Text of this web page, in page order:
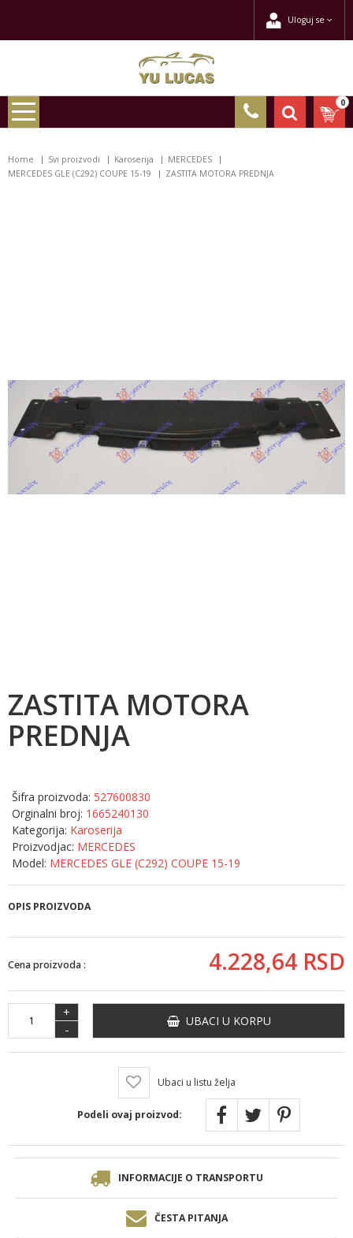
Uloguj se
0
Home Svi proizvodi Karoserija
MERCEDES
MERCEDES GLE (C292) COUPE 15-19
ZASTITA MOTORA PREDNJA
ZASTITA MOTORA
PREDNJA
Šifra proizvoda: 527600830
Orginalni broj: 1665240130
Kategorija: Karoserija
Proizvodjac: MERCEDES
Model: MERCEDES GLE (C292) COUPE 15-19
OPIS PROIZVODA
Cena proizvoda : 4.228,64 RSD
+
-
UBACI U KORPU
Ubaci u listu želja
Podeli ovaj proizvod:
INFORMACIJE O TRANSPORTU
ČESTA PITANJA